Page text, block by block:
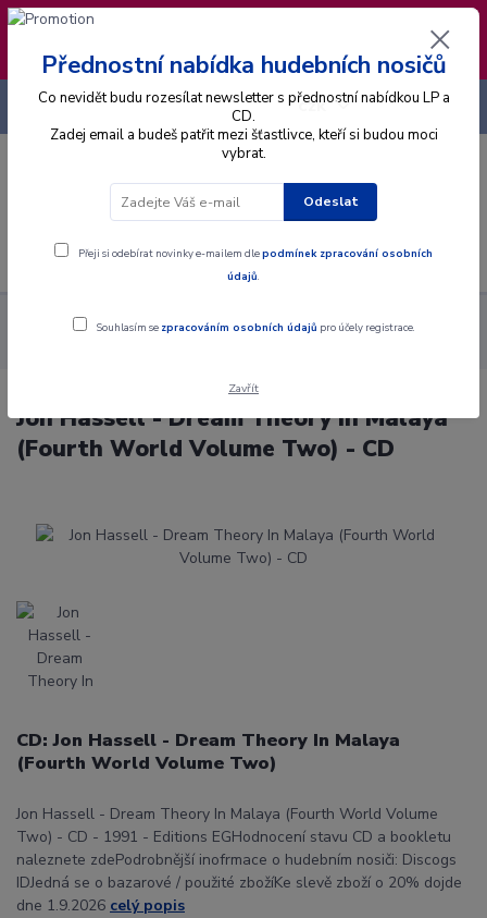
❣️ Od 4.8. do 13.8. čerpám dovolenou. Datum
expedice objednávek se posouvá na pátek
14.8.2026 🐋
Menu
CZK
+420 725 736 293
Alba CD
Jon Hassell - Dream Theory In Malaya (Fourth World
Jon Hassell - Dream Theory In Malaya
(Fourth World Volume Two) - CD
CD: Jon Hassell - Dream Theory In Malaya
(Fourth World Volume Two)
Jon Hassell - Dream Theory In Malaya (Fourth World Volume
Two) - CD - 1991 - Editions EGHodnocení stavu CD a bookletu
naleznete zdePodrobnější inofrmace o hudebním nosiči: Discogs
IDJedná se o bazarové / použité zbožíKe slevě zboží o 20% dojde
dne 1.9.2026 celý popis
Přednostní nabídka hudebních nosičů
Co nevidět budu rozesílat newsletter s přednostní nabídkou LP a
CD.
Zadej email a budeš patřit mezi šťastlivce, kteří si budou moci
vybrat.
Odeslat
Přeji si odebírat novinky e-mailem dlepodmínek zpracování osobních
údajů.
Souhlasím se zpracováním osobních údajů pro účely registrace.
Zavřít